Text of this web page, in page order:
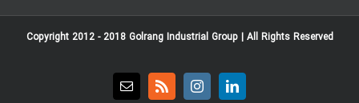
Copyright 2012 - 2018 Golrang Industrial Group| All Rights Reserved
LinkedIn
Instagram
Rss
Email